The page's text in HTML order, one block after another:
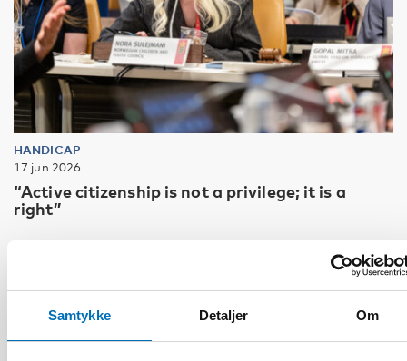
Samtykke Detaljer Om
HANDICAP
17 jun 2026
“Active citizenship is not a privilege; it is a
right”